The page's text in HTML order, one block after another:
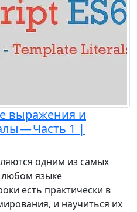
выражения и
— Часть 1 |
одним из самых
языке
есть практически в
и научиться их